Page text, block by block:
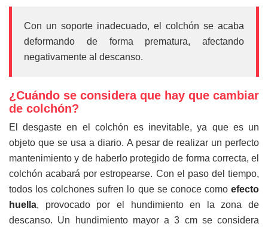
Con un soporte inadecuado, el colchón se acaba
deformando de forma prematura, afectando
negativamente al descanso.
¿Cuándo se considera que hay que cambiar
de colchón?
El desgaste en el colchón es inevitable, ya que es un
objeto que se usa a diario. A pesar de realizar un perfecto
mantenimiento y de haberlo protegido de forma correcta, el
colchón acabará por estropearse. Con el paso del tiempo,
todos los colchones sufren lo que se conoce como efecto
huella, provocado por el hundimiento en la zona de
descanso. Un hundimiento mayor a 3 cm se considera